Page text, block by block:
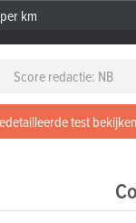
km
Score redactie: NB
test bekijken